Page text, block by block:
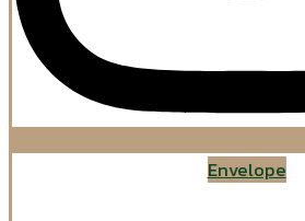
Envelope